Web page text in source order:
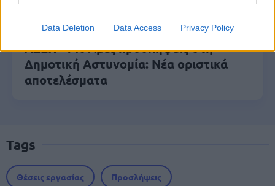
Data Deletion Data Access Privacy Policy
ΑΣΕΠ - Μόνιμες προσλήψεις στη
Δημοτική Αστυνομία: Νέα οριστικά
αποτελέσματα
Tags
Θέσεις εργασίας Προσλήψεις